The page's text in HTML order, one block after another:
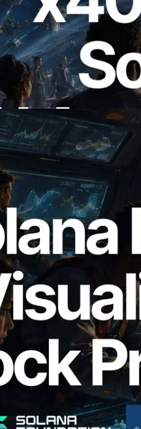
Solana RPC लॉन्च
के API के लिए ऑन-
Solana Block
प्रति-slot ब्लॉक
वैलिडेटर का